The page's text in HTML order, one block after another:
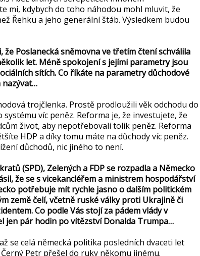
mi, kdybych do toho náhodou mohl mluvit, že
Řehku a jeho generální štáb. Výsledkem budou
Poslanecká sněmovna ve třetím čtení schválila
let. Méně spokojení s jejími parametry jsou
sítích. Co říkáte na parametry důchodové
nazývat…
trojčlenka. Prostě prodloužili věk odchodu do
víc peněz. Reforma je, že investujete, že
život, aby nepotřebovali tolik peněz. Reforma
HDP a díky tomu máte na důchody víc peněz.
důchodů, nic jiného to není.
(SPD), Zelených a FDP se rozpadla a Německo
že se s vicekancléřem a ministrem hospodářství
potřebuje mít rychle jasno o dalším politickém
země čelí, včetně ruské války proti Ukrajině či
Co podle Vás stojí za pádem vlády v
jen pár hodin po vítězství Donalda Trumpa…
se celá německá politika posledních dvaceti let
Petr přešel do ruky někomu jinému.